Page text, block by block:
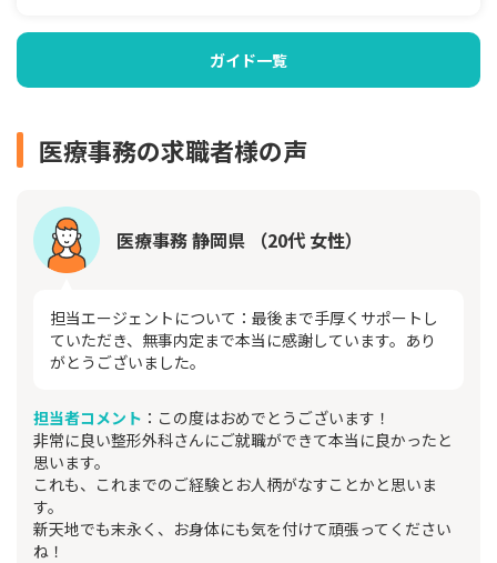
ガイド一覧
医療事務の求職者様の声
医療事務 静岡県 （20代 女性）
担当エージェントについて：最後まで手厚くサポートし
ていただき、無事内定まで本当に感謝しています。あり
がとうございました。
担当者コメント ：この度はおめでとうございます！
非常に良い整形外科さんにご就職ができて本当に良かったと
思います。
これも、これまでのご経験とお人柄がなすことかと思いま
す。
新天地でも末永く、お身体にも気を付けて頑張ってください
ね！